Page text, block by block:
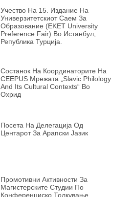
Учество На 15. Издание На
Универзитетскиот Саем За
Образование (EKET University
Preference Fair) Во Истанбул,
Република Турција.
Состанок На Координаторите На
CEEPUS Мрежата „Slavic Philology
And Its Cultural Contexts“ Во
Охрид
Посета На Делегација Од
Центарот За Арапски Јазик
Промотивни Активности За
Магистерските Студии По
Конференциско Толкување